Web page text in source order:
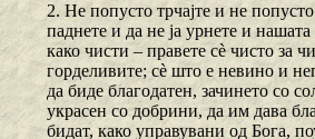
2. Не попусто трчајте и не
паднете и да не ја урнете и
како чисти – правете сѐ чисто за
горделивите; сѐ што е невино и
да биде благодатен, зачинето со
украсен со добрини, да им дава
бидат, како управувани од Бога,